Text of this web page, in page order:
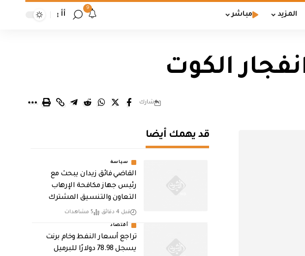
المزيد مباشر
9
أأ
الكوت
شارك
قد يهمك أيضا
سياسة
القاضي فائق زيدان يبحث مع
رئيس جهاز مكافحة الإرهاب
التعاون والتنسيق المشترك
قبل 4 دقائق 5 مشاهدات
أقتصاد
تراجع أسعار النفط وخام برنت
يسجل 78.98 دولارًا للبرميل